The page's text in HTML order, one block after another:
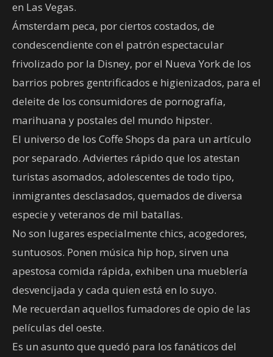
en Las Vegas.
Ámsterdam peca, por ciertos costados, de
condescendiente con el patrón espectacular
frivolizado por la Disney, por el Nueva York de los
barrios pobres gentrificados e higienizados, para el
deleite de los consumidores de pornografía,
marihuana y postales del mundo hipster.
El universo de los Coffe Shops da para un artículo
por separado. Adviertes rápido que los atestan
turistas asomados, adolescentes de todo tipo,
inmigrantes desclasados, quemados de diversa
especie y veteranos de mil batallas.
No son lugares especialmente chics, acogedores,
suntuosos. Ponen música hip hop, sirven una
apestosa comida rápida, exhiben una mueblería
desvencijada y cada quien está en lo suyo.
Me recuerdan aquellos fumadores de opio de las
películas del oeste.
Es un asunto que quedó para los fanáticos del